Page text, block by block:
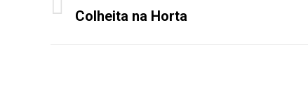
Post
Colheita na Horta